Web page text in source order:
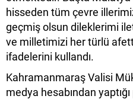
hisseden tüm çevre
geçmiş olsun dileklerimi
ve milletimizi her türlü
ifadelerini kullandı.
Kahramanmaraş Valisi
medya hesabından